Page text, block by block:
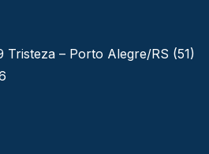
Tristeza – Porto Alegre/RS (51)